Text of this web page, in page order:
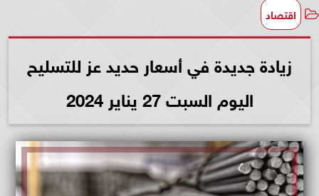
اقتصاد
زيادة جديدة في أسعار حديد عز للتسليح
اليوم السبت 27 يناير 2024